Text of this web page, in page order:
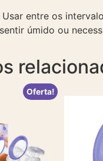
Usar entre os
úmido ou
Oferta!